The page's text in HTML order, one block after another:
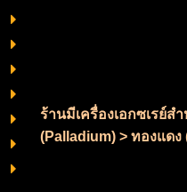
ร้านมีเครื่องเอกซเรย์
(Palladium) > ทองแดง